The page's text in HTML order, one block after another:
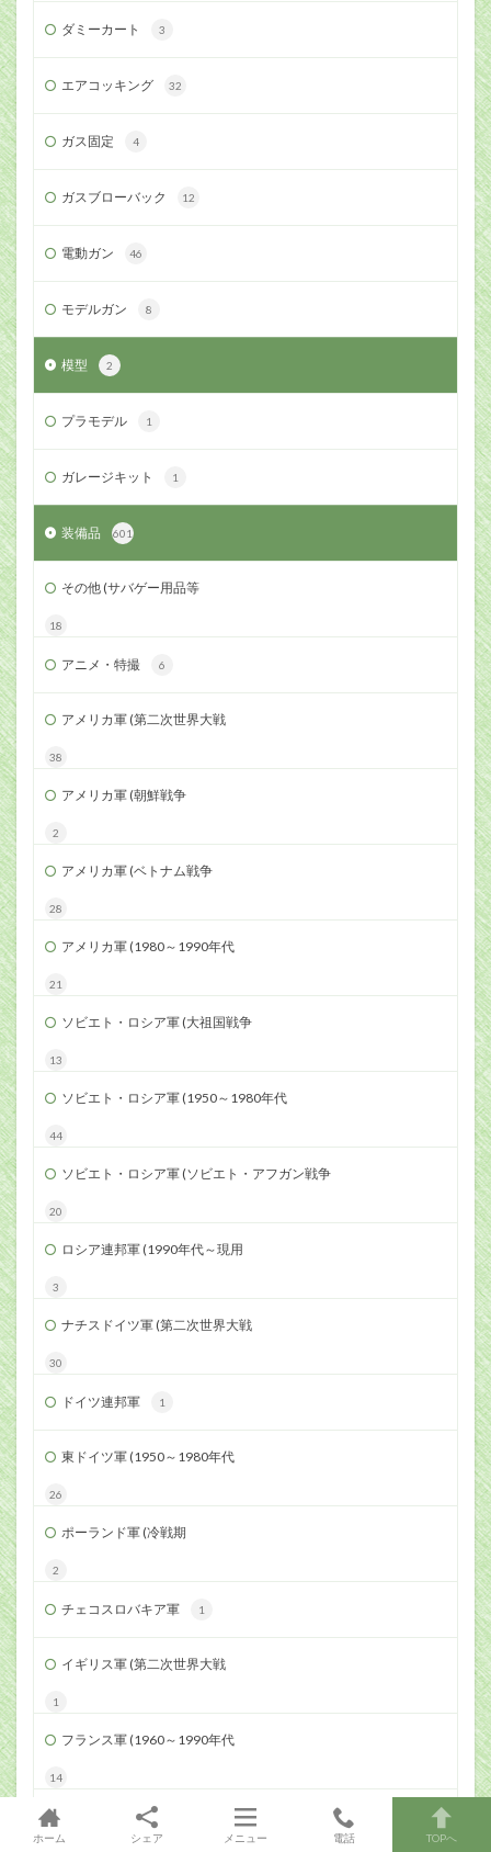
ダミーカート 3
エアコッキング 32
ガス固定 4
ガスブローバック 12
電動ガン 46
モデルガン 8
模型 2
プラモデル 1
ガレージキット 1
装備品 601
その他 (サバゲー用品等
18
アニメ・特撮 6
アメリカ軍 (第二次世界大戦
38
アメリカ軍 (朝鮮戦争
2
アメリカ軍 (ベトナム戦争
28
アメリカ軍 (1980～1990年代
21
ソビエト・ロシア軍 (大祖国戦争
13
ソビエト・ロシア軍 (1950～1980年代
44
ソビエト・ロシア軍 (ソビエト・アフガン戦争
20
ロシア連邦軍 (1990年代～現用
3
ナチスドイツ軍 (第二次世界大戦
30
ドイツ連邦軍 1
東ドイツ軍 (1950～1980年代
26
ポーランド軍 (冷戦期
2
チェコスロバキア軍 1
イギリス軍 (第二次世界大戦
1
フランス軍 (1960～1990年代
14
北ベトナム軍 (ベトナム戦争
ホーム シェア メニュー 電話 TOPへ